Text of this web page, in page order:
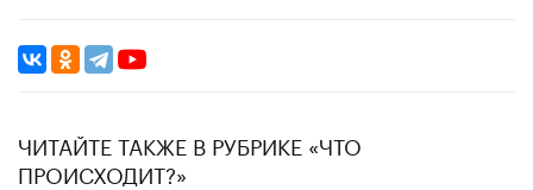
ЧИТАЙТЕ ТАКЖЕ В РУБРИКЕ «ЧТО
ПРОИСХОДИТ?»